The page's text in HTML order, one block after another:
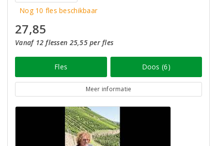
Nog 10 fles beschikbaar
27,85
Vanaf 12 flessen 25,55 per fles
Fles Doos (6)
Meer informatie